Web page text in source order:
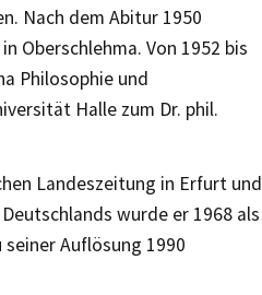
Nach dem Abitur 1950
Oberschlehma. Von 1952 bis
Philosophie und
Halle zum Dr. phil.
Landeszeitung in Erfurt und
wurde er 1968 als
Auflösung 1990